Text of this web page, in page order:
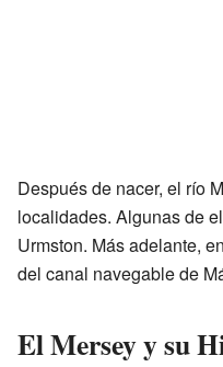
Después de nacer, el río
localidades. Algunas de
Urmston. Más adelante,
del canal navegable de
El Mersey y su